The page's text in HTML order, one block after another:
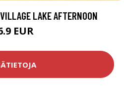
LAKE AFTERNOON
EUR